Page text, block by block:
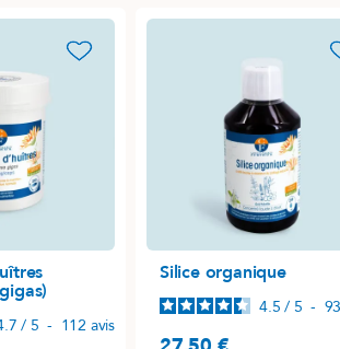
favorite_border
/ 5 - 112 avis
Silice organique
4.5 / 5 -
Prix